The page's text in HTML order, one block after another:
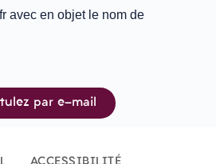
avec en objet le nom de
par e-mail